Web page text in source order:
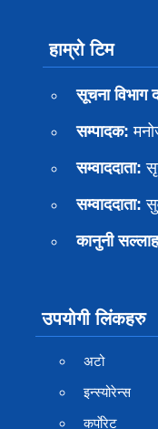
हाम्रो टिम
सूचना विभाग
सम्पादक:
सम्वाददाता:
सम्वाददाता:
कानुनी
उपयोगी लिंकहरु
अटो
इन्स्योरेन्स
कर्पाेरेट